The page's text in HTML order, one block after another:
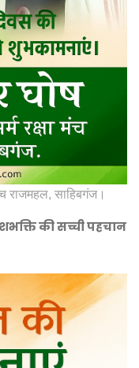
राजमहल, साहिबगंज।
की सच्ची पहचान